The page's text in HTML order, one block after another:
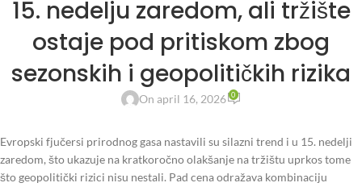
15. nedelju zaredom, ali tržište
ostaje pod pritiskom zbog
sezonskih i geopolitičkih rizika
On april 16, 2026 0
Evropski fjučersi prirodnog gasa nastavili su silazni trend i u 15. nedelji
zaredom, što ukazuje na kratkoročno olakšanje na tržištu uprkos tome
što geopolitički rizici nisu nestali. Pad cena odražava kombinaciju